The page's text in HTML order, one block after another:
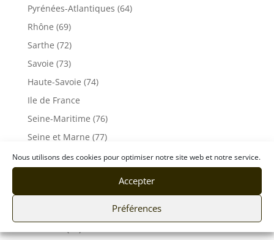
Nous utilisons des cookies pour optimiser notre site web et notre service.
Accepter
Préférences
Pyrénées-Atlantiques (64)
Rhône (69)
Sarthe (72)
Savoie (73)
Haute-Savoie (74)
Ile de France
Seine-Maritime (76)
Seine et Marne (77)
Somme (80)